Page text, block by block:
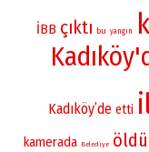
İBB çıktı bu yangın
Kadıköy’de etti
kamerada Belediye öldü